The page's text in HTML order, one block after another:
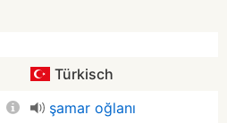
Türkisch
şamar oğlanı